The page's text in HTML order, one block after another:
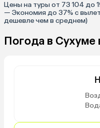
Цены на туры от 73 104 до
— Экономия до 37% с
дешевле чем в среднем)
Погода в Сухуме